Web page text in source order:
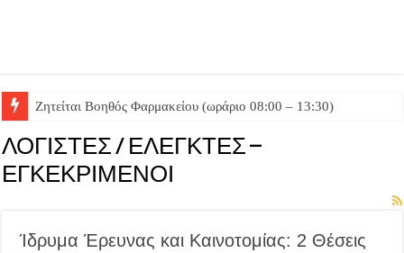
Ζητείται Βοηθός Φαρμακείου (ωράριο 08:00 – 13:30)
Ζητείται Βοηθός Θαλάμου
ΛΟΓΙΣΤΕΣ / ΕΛΕΓΚΤΕΣ –
ΕΓΚΕΚΡΙΜΕΝΟΙ
Ίδρυμα Έρευνας και Καινοτομίας: 2 Θέσεις